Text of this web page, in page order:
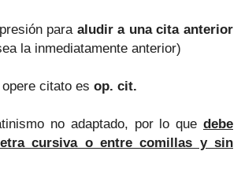
para aludir a una cita anterior
la inmediatamente anterior)
citato es op. cit.
no adaptado, por lo que debe
cursiva o entre comillas y sin